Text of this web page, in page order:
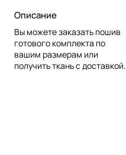
Описание
Вы можете заказать пошив
готового комплекта по
вашим размерам или
получить ткань с доставкой.